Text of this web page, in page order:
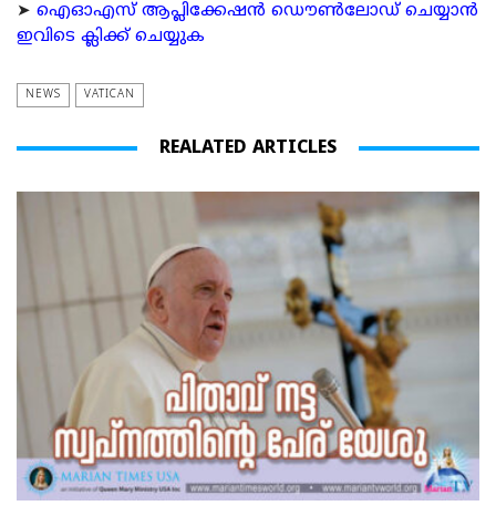
➤ ഐഓഎസ് ആപ്ലിക്കേഷന്‍ ഡൌണ്‍ലോഡ് ചെയ്യാന്‍
ഇവിടെ ക്ലിക്ക് ചെയ്യുക
NEWS VATICAN
REALATED ARTICLES